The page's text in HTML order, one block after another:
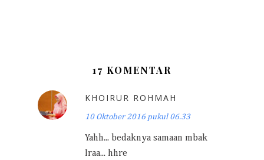
17 KOMENTAR
KHOIRUR ROHMAH
10 Oktober 2016 pukul 06.33
Yahh... bedaknya samaan mbak
Iraa... hhre